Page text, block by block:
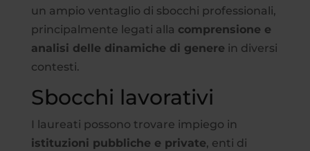
un ampio ventaglio di sbocchi professionali,
principalmente legati alla comprensione e
analisi delle dinamiche di genere in diversi
contesti.
Sbocchi lavorativi
I laureati possono trovare impiego in
istituzioni pubbliche e private, enti di